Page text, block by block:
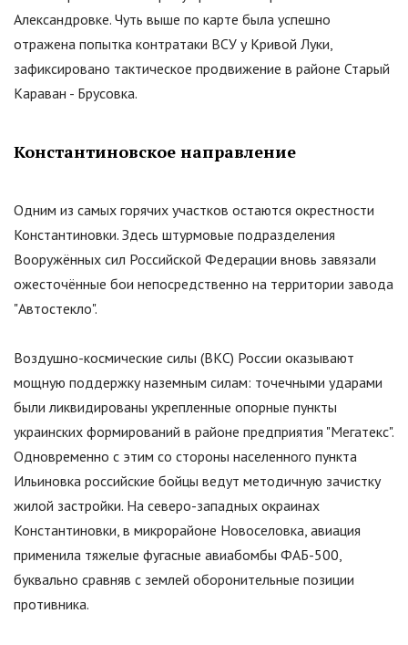
Александровке. Чуть выше по карте была успешно
отражена попытка контратаки ВСУ у Кривой Луки,
зафиксировано тактическое продвижение в районе Старый
Караван - Брусовка.
Константиновское направление
Одним из самых горячих участков остаются окрестности
Константиновки. Здесь штурмовые подразделения
Вооружённых сил Российской Федерации вновь завязали
ожесточённые бои непосредственно на территории завода
"Автостекло".
Воздушно-космические силы (ВКС) России оказывают
мощную поддержку наземным силам: точечными ударами
были ликвидированы укрепленные опорные пункты
украинских формирований в районе предприятия "Мегатекс".
Одновременно с этим со стороны населенного пункта
Ильиновка российские бойцы ведут методичную зачистку
жилой застройки. На северо-западных окраинах
Константиновки, в микрорайоне Новоселовка, авиация
применила тяжелые фугасные авиабомбы ФАБ-500,
буквально сравняв с землей оборонительные позиции
противника.